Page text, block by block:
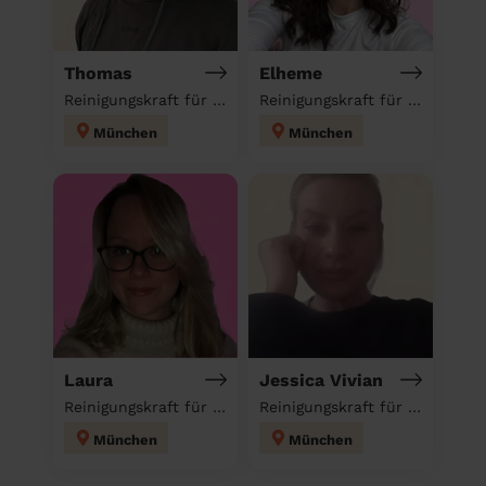
Thomas
Reinigungskraft für deinen Haushalt
München
Elheme
Reinigungskraft für deinen Haushalt
München
Laura
Reinigungskraft für deinen Haushalt
München
Jessica Vivian
Reinigungskraft für deinen Haushalt
München